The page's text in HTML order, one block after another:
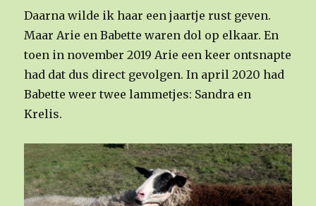
Daarna wilde ik haar een jaartje rust geven.
Maar Arie en Babette waren dol op elkaar. En
toen in november 2019 Arie een keer ontsnapte
had dat dus direct gevolgen. In april 2020 had
Babette weer twee lammetjes: Sandra en
Krelis.